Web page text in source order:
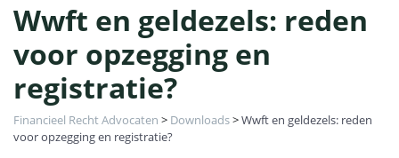
Wwft en geldezels: reden
voor opzegging en
registratie?
Financieel Recht Advocaten > Downloads>Wwft en geldezels: reden
voor opzegging en registratie?